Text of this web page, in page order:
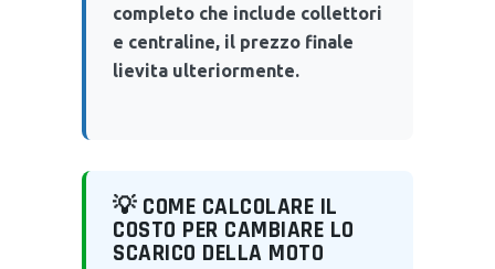
completo che include collettori
e centraline, il prezzo finale
lievita ulteriormente.
💡 COME CALCOLARE IL
COSTO PER CAMBIARE LO
SCARICO DELLA MOTO